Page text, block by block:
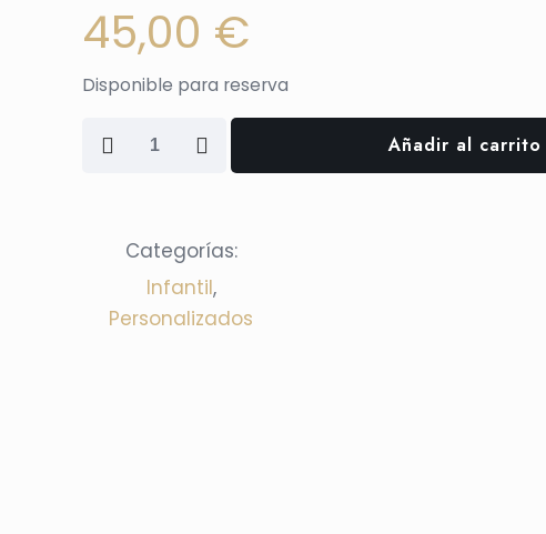
45,00 €
Disponible para reserva
Natalicio
Añadir al carrito
Categorías:
Infantil,
Personalizados